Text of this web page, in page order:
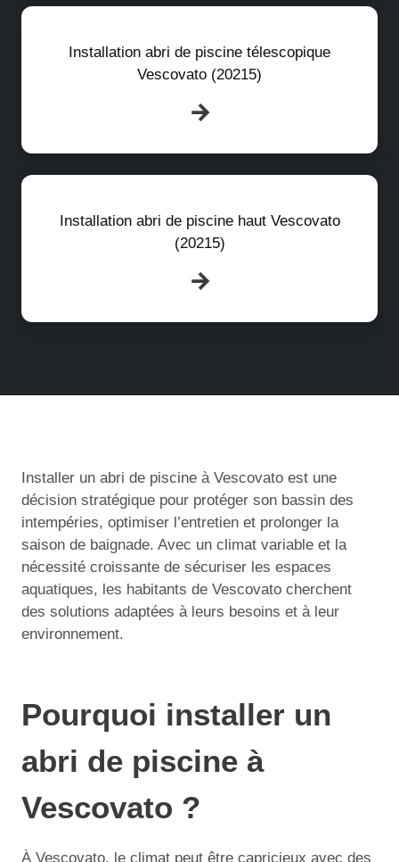
Installation abri de piscine télescopique
Vescovato (20215)
Installation abri de piscine haut Vescovato
(20215)
Installer un abri de piscine à Vescovato est une
décision stratégique pour protéger son bassin des
intempéries, optimiser l’entretien et prolonger la
saison de baignade. Avec un climat variable et la
nécessité croissante de sécuriser les espaces
aquatiques, les habitants de Vescovato cherchent
des solutions adaptées à leurs besoins et à leur
environnement.
Pourquoi installer un
abri de piscine à
Vescovato ?
À Vescovato, le climat peut être capricieux avec des